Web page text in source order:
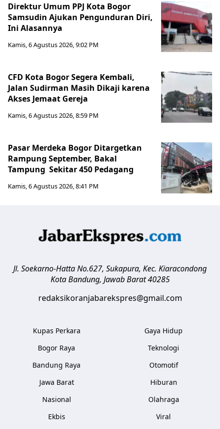
Direktur Umum PPJ Kota Bogor
Samsudin Ajukan Pengunduran Diri,
Ini Alasannya
Kamis, 6 Agustus 2026, 9:02 PM
CFD Kota Bogor Segera Kembali,
Jalan Sudirman Masih Dikaji karena
Akses Jemaat Gereja
Kamis, 6 Agustus 2026, 8:59 PM
Pasar Merdeka Bogor Ditargetkan
Rampung September, Bakal
Tampung Sekitar 450 Pedagang
Kamis, 6 Agustus 2026, 8:41 PM
Jl. Soekarno-Hatta No.627, Sukapura, Kec. Kiaracondong
Kota Bandung, Jawab Barat 40285
redaksikoranjabarekspres@gmail.com
Kupas Perkara
Bogor Raya
Bandung Raya
Jawa Barat
Nasional
Ekbis
Gaya Hidup
Teknologi
Otomotif
Hiburan
Olahraga
Viral